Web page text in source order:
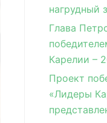
нагрудный
Глава
Карелии –
Проект
«Лидеры